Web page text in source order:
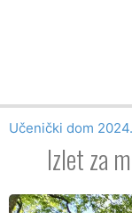
Učenički dom
Izlet za